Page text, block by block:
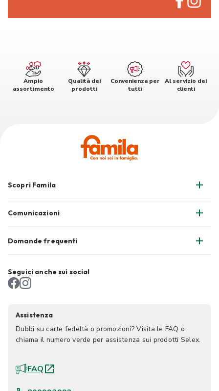
Ampio
assortimento
Qualità dei
prodotti
Convenienza per
tutti
Al servizio dei
clienti
Scopri Famila
Comunicazioni
Domande frequenti
Seguici anche sui social
Assistenza
Dubbi su carte fedeltà o promozioni? Visita le FAQ o
chiama il numero verde per assistenza sui prodotti Selex.
FAQ